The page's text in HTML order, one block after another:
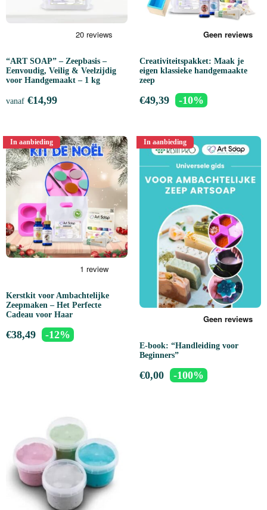
“ART SOAP” – Zeepbasis –
Eenvoudig, Veilig & Veelzijdig
voor Handgemaakt – 1 kg
vanaf €14,99
Creativiteitspakket: Maak je
eigen klassieke handgemaakte
zeep
€49,39 -10%
In aanbieding
Kerstkit voor Ambachtelijke
Zeepmaken – Het Perfecte
Cadeau voor Haar
€38,49 -12%
In aanbieding
E-book: “Handleiding voor
Beginners”
€0,00 -100%